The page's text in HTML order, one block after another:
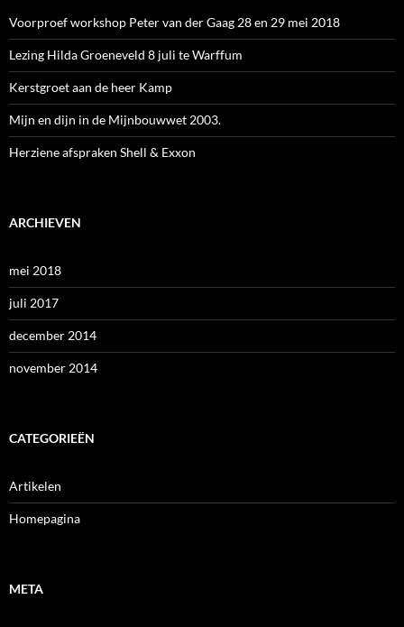
Voorproef workshop Peter van der Gaag 28 en 29 mei 2018
Lezing Hilda Groeneveld 8 juli te Warffum
Kerstgroet aan de heer Kamp
Mijn en dijn in de Mijnbouwwet 2003.
Herziene afspraken Shell & Exxon
ARCHIEVEN
mei 2018
juli 2017
december 2014
november 2014
CATEGORIEËN
Artikelen
Homepagina
META